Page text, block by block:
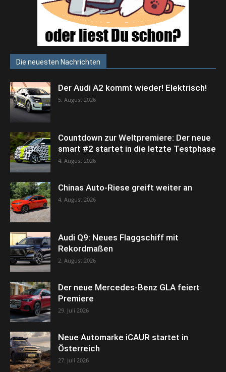
Die neuesten Nachrichten
Der Audi A2 kommt wieder! Elektrisch!
5. August 2026
Countdown zur Weltpremiere: Der neue
smart #2 startet in die letzte Testphase
4. August 2026
Chinas Auto-Riese greift weiter an
4. August 2026
Audi Q9: Neues Flaggschiff mit
Rekordmaßen
2. August 2026
Der neue Mercedes-Benz GLA feiert
Premiere
29. Juli 2026
Neue Automarke iCAUR startet in
Österreich
27. Juli 2026